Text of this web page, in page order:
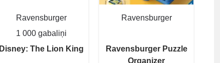
Ravensburger
1 000 gabaliņi
Disney: The Lion King
Ravensburger
Ravensburger Puzzle
Organizer